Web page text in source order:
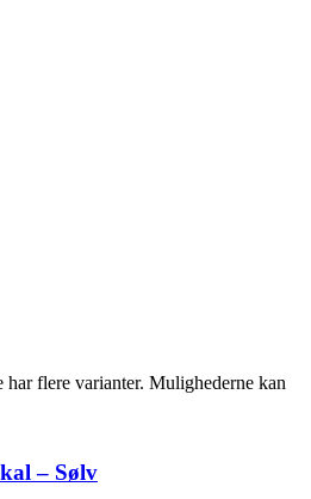
har flere varianter. Mulighederne kan
– Sølv